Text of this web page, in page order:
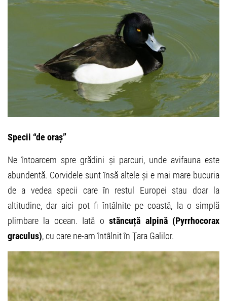
Specii “de oraș”
Ne întoarcem spre grădini și parcuri, unde avifauna este
abundentă. Corvidele sunt însă altele și e mai mare bucuria
de a vedea specii care în restul Europei stau doar la
altitudine, dar aici pot fi întâlnite pe coastă, la o simplă
plimbare la ocean. Iată ostăncuță alpină (Pyrrhocorax
graculus), cu care ne-am întâlnit în Țara Galilor.